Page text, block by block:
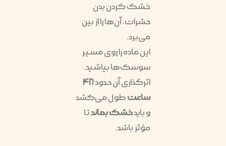
خشک کردن بدن
حشرات، آن‌ها را از بین
می‌برد.
این ماده را روی مسیر
سوسک‌ها بپاشید.
اثرگذاری آن حدود۴۸
ساعتطول می‌کشد
و بایدخشک بماندتا
مؤثر باشد.